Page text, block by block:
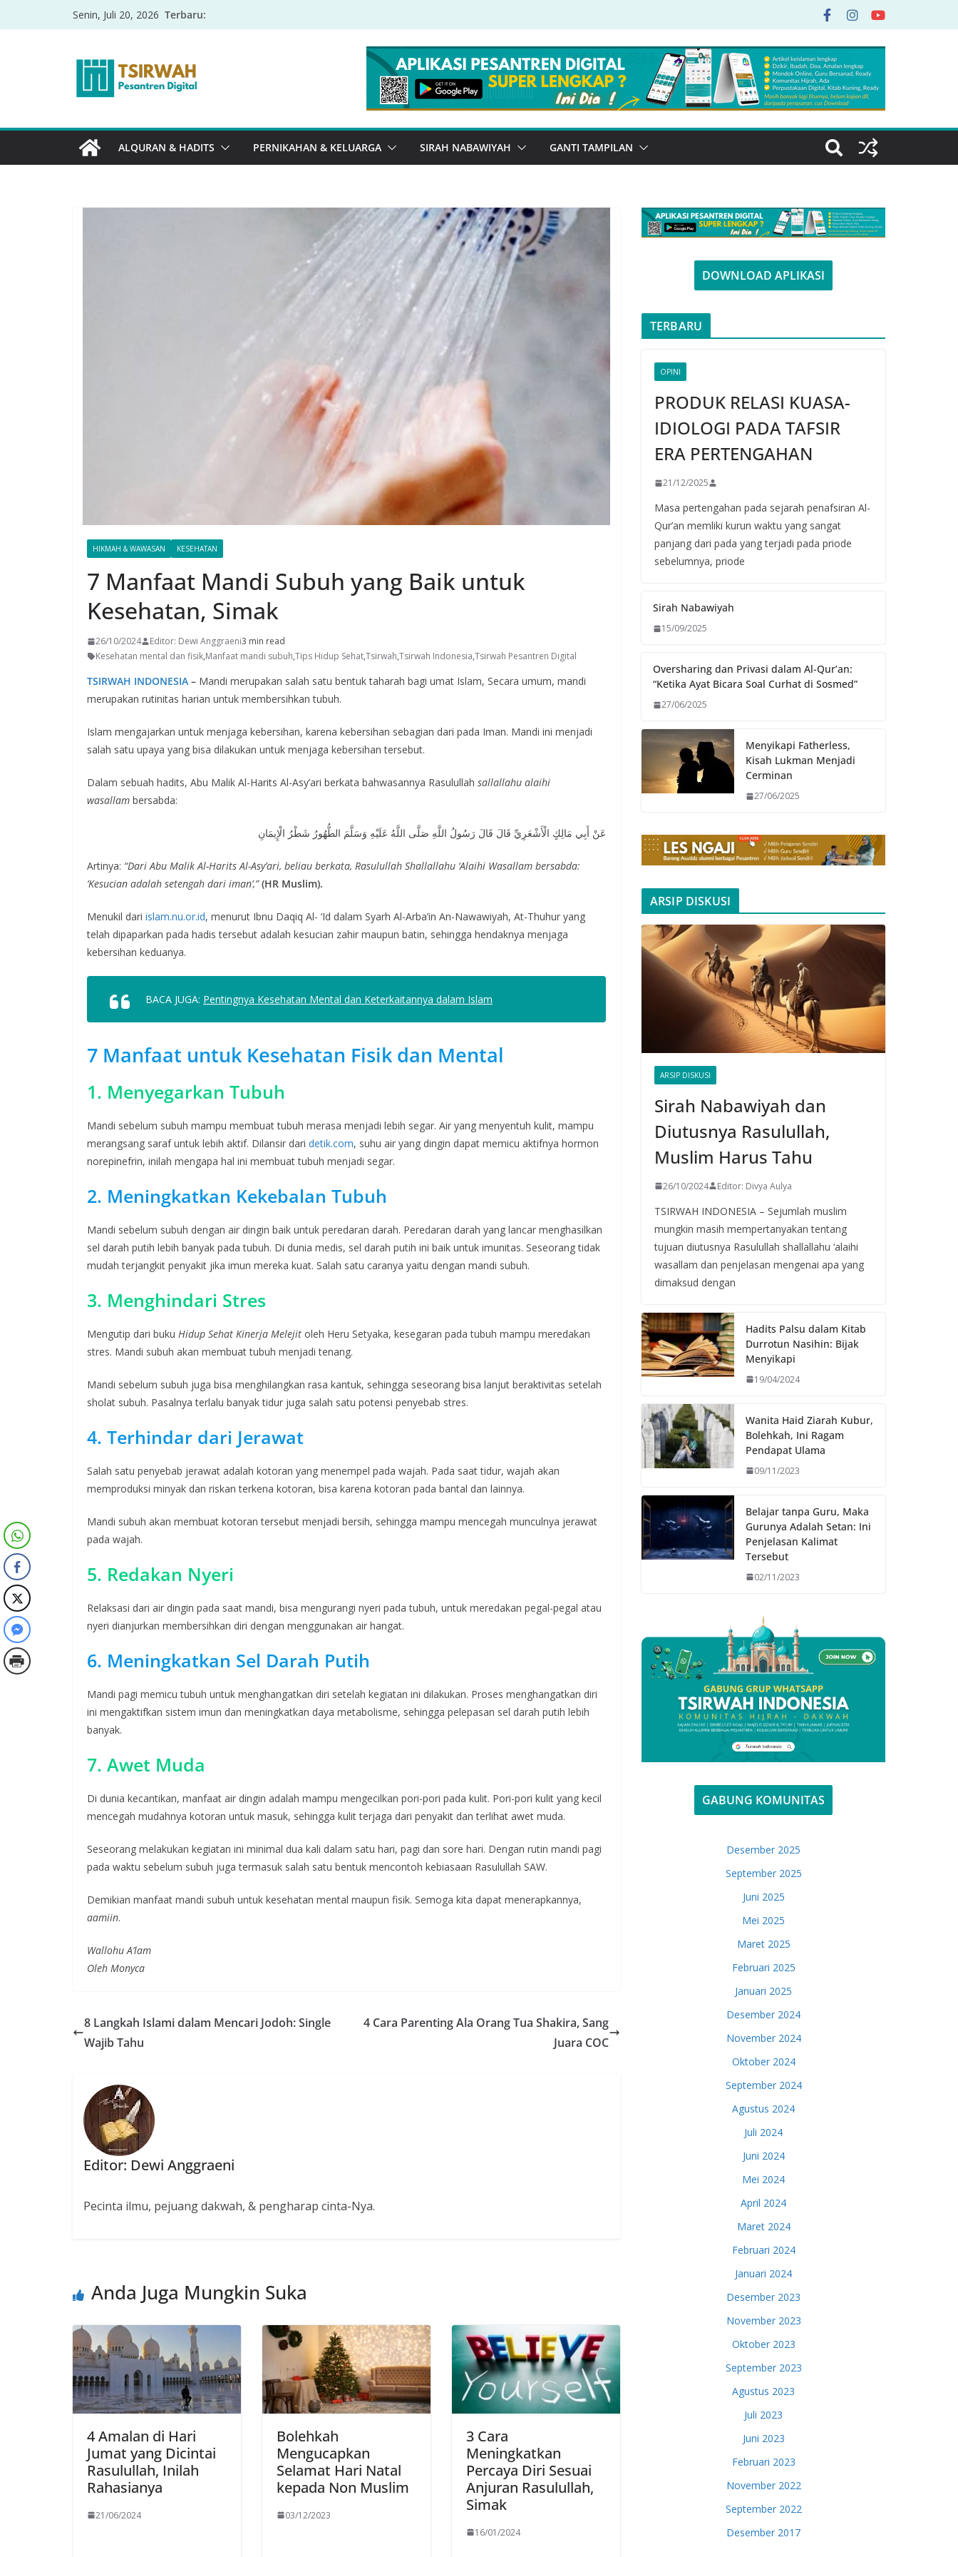
Senin, Juli 20, 2026 Terbaru:
ALQURAN & HADITS PERNIKAHAN & KELUARGA SIRAH NABAWIYAH GANTI TAMPILAN
HIKMAH & WAWASAN KESEHATAN
7 Manfaat Mandi Subuh yang Baik untuk
Kesehatan, Simak
26/10/2024 Editor: Dewi Anggraeni3 min read
Kesehatan mental dan fisik,Manfaat mandi subuh,Tips Hidup Sehat,Tsirwah,Tsirwah Indonesia,Tsirwah Pesantren Digital
TSIRWAH INDONESIA – Mandi merupakan salah satu bentuk taharah bagi umat Islam, Secara umum, mandi
merupakan rutinitas harian untuk membersihkan tubuh.
Islam mengajarkan untuk menjaga kebersihan, karena kebersihan sebagian dari pada Iman. Mandi ini menjadi
salah satu upaya yang bisa dilakukan untuk menjaga kebersihan tersebut.
Dalam sebuah hadits, Abu Malik Al-Harits Al-Asy’ari berkata bahwasannya Rasulullah sallallahu alaihi
wasallam bersabda:
عَنْ أَبِي مَالِكٍ الْأَشْعَرِيِّ قَالَ قَالَ رَسُولُ اللَّهِ صَلَّى اللَّهُ عَلَيْهِ وَسَلَّمَ الطُّهُورُ شَطْرُ الْإِيمَانِ
Artinya: “Dari Abu Malik Al-Harits Al-Asy’ari, beliau berkata, Rasulullah Shallallahu ‘Alaihi Wasallam bersabda:
‘Kesucian adalah setengah dari iman’,”(HR Muslim).
Menukil dari islam.nu.or.id, menurut Ibnu Daqiq Al- ‘Id dalam Syarh Al-Arba’in An-Nawawiyah, At-Thuhur yang
telah dipaparkan pada hadis tersebut adalah kesucian zahir maupun batin, sehingga hendaknya menjaga
kebersihan keduanya.
BACA JUGA: Pentingnya Kesehatan Mental dan Keterkaitannya dalam Islam
7 Manfaat untuk Kesehatan Fisik dan Mental
1. Menyegarkan Tubuh
Mandi sebelum subuh mampu membuat tubuh merasa menjadi lebih segar. Air yang menyentuh kulit, mampu
merangsang saraf untuk lebih aktif. Dilansir dari detik.com, suhu air yang dingin dapat memicu aktifnya hormon
norepinefrin, inilah mengapa hal ini membuat tubuh menjadi segar.
2. Meningkatkan Kekebalan Tubuh
Mandi sebelum subuh dengan air dingin baik untuk peredaran darah. Peredaran darah yang lancar menghasilkan
sel darah putih lebih banyak pada tubuh. Di dunia medis, sel darah putih ini baik untuk imunitas. Seseorang tidak
mudah terjangkit penyakit jika imun mereka kuat. Salah satu caranya yaitu dengan mandi subuh.
3. Menghindari Stres
Mengutip dari buku Hidup Sehat Kinerja Melejit oleh Heru Setyaka, kesegaran pada tubuh mampu meredakan
stres. Mandi subuh akan membuat tubuh menjadi tenang.
Mandi sebelum subuh juga bisa menghilangkan rasa kantuk, sehingga seseorang bisa lanjut beraktivitas setelah
sholat subuh. Pasalnya terlalu banyak tidur juga salah satu potensi penyebab stres.
4. Terhindar dari Jerawat
Salah satu penyebab jerawat adalah kotoran yang menempel pada wajah. Pada saat tidur, wajah akan
memproduksi minyak dan riskan terkena kotoran, bisa karena kotoran pada bantal dan lainnya.
Mandi subuh akan membuat kotoran tersebut menjadi bersih, sehingga mampu mencegah munculnya jerawat
pada wajah.
5. Redakan Nyeri
Relaksasi dari air dingin pada saat mandi, bisa mengurangi nyeri pada tubuh, untuk meredakan pegal-pegal atau
nyeri dianjurkan membersihkan diri dengan menggunakan air hangat.
6. Meningkatkan Sel Darah Putih
Mandi pagi memicu tubuh untuk menghangatkan diri setelah kegiatan ini dilakukan. Proses menghangatkan diri
ini mengaktifkan sistem imun dan meningkatkan daya metabolisme, sehingga pelepasan sel darah putih lebih
banyak.
7. Awet Muda
Di dunia kecantikan, manfaat air dingin adalah mampu mengecilkan pori-pori pada kulit. Pori-pori kulit yang kecil
mencegah mudahnya kotoran untuk masuk, sehingga kulit terjaga dari penyakit dan terlihat awet muda.
Seseorang melakukan kegiatan ini minimal dua kali dalam satu hari, pagi dan sore hari. Dengan rutin mandi pagi
pada waktu sebelum subuh juga termasuk salah satu bentuk mencontoh kebiasaan Rasulullah SAW.
Demikian manfaat mandi subuh untuk kesehatan mental maupun fisik. Semoga kita dapat menerapkannya,
aamiin.
Wallohu A’lam
Oleh Monyca
8 Langkah Islami dalam Mencari Jodoh: Single
Wajib Tahu
4 Cara Parenting Ala Orang Tua Shakira, Sang
Juara COC
Editor: Dewi Anggraeni
Pecinta ilmu, pejuang dakwah, & pengharap cinta-Nya.
Anda Juga Mungkin Suka
4 Amalan di Hari
Jumat yang Dicintai
Rasulullah, Inilah
Rahasianya
21/06/2024
Bolehkah
Mengucapkan
Selamat Hari Natal
kepada Non Muslim
03/12/2023
3 Cara
Meningkatkan
Percaya Diri Sesuai
Anjuran Rasulullah,
Simak
16/01/2024
DOWNLOAD APLIKASI
TERBARU
OPINI
PRODUK RELASI KUASA-
IDIOLOGI PADA TAFSIR
ERA PERTENGAHAN
21/12/2025
Masa pertengahan pada sejarah penafsiran Al-
Qur’an memliki kurun waktu yang sangat
panjang dari pada yang terjadi pada priode
sebelumnya, priode
Sirah Nabawiyah
15/09/2025
Oversharing dan Privasi dalam Al-Qur’an:
“Ketika Ayat Bicara Soal Curhat di Sosmed”
27/06/2025
Menyikapi Fatherless,
Kisah Lukman Menjadi
Cerminan
27/06/2025
ARSIP DISKUSI
ARSIP DISKUSI
Sirah Nabawiyah dan
Diutusnya Rasulullah,
Muslim Harus Tahu
26/10/2024 Editor: Divya Aulya
TSIRWAH INDONESIA – Sejumlah muslim
mungkin masih mempertanyakan tentang
tujuan diutusnya Rasulullah shallallahu ‘alaihi
wasallam dan penjelasan mengenai apa yang
dimaksud dengan
Hadits Palsu dalam Kitab
Durrotun Nasihin: Bijak
Menyikapi
19/04/2024
Wanita Haid Ziarah Kubur,
Bolehkah, Ini Ragam
Pendapat Ulama
09/11/2023
Belajar tanpa Guru, Maka
Gurunya Adalah Setan: Ini
Penjelasan Kalimat
Tersebut
02/11/2023
GABUNG KOMUNITAS
Desember 2025
September 2025
Juni 2025
Mei 2025
Maret 2025
Februari 2025
Januari 2025
Desember 2024
November 2024
Oktober 2024
September 2024
Agustus 2024
Juli 2024
Juni 2024
Mei 2024
April 2024
Maret 2024
Februari 2024
Januari 2024
Desember 2023
November 2023
Oktober 2023
September 2023
Agustus 2023
Juli 2023
Juni 2023
Februari 2023
November 2022
September 2022
Desember 2017